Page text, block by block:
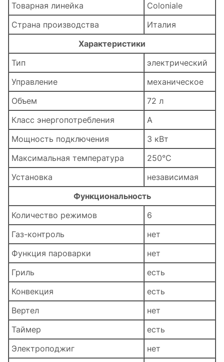
Товарная линейка
Coloniale
Страна производства
Италия
Характеристики
Тип
электрический
Управление
механическое
Объем
72 л
Класс энергопотребления
А
Мощность подключения
3 кВт
Максимальная температура
250°C
Установка
независимая
Функциональность
Количество режимов
6
Газ-контроль
нет
Функция пароварки
нет
Гриль
есть
Конвекция
есть
Вертел
нет
Таймер
есть
Электроподжиг
нет